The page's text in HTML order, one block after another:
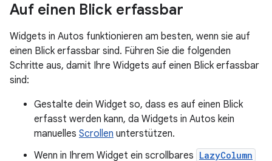
Auf einen Blick erfassbar
Widgets in Autos funktionieren am besten, wenn sie auf
einen Blick erfassbar sind. Führen Sie die folgenden
Schritte aus, damit Ihre Widgets auf einen Blick erfassbar
sind:
Gestalte dein Widget so, dass es auf einen Blick
erfasst werden kann, da Widgets in Autos kein
manuelles Scrollen unterstützen.
Wenn in Ihrem Widget ein scrollbares LazyColumn